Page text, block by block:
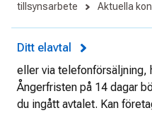
tillsynsarbete
Aktuella
Ditt elavtal
eller via telefonförsäljning,
Ångerfristen på 14 dagar
du ingått avtalet. Kan